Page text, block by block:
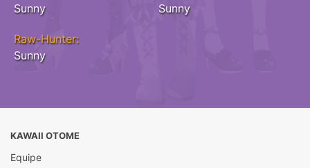
Sunny
Sunny
Raw-Hunter:
Sunny
KAWAII OTOME
Equipe